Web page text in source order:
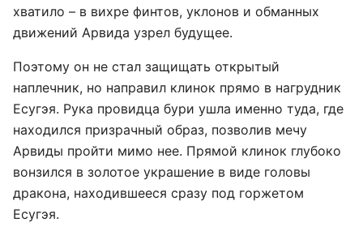
хватило – в вихре финтов, уклонов и обманных
движений Арвида узрел будущее.
Поэтому он не стал защищать открытый
наплечник, но направил клинок прямо в нагрудник
Есугэя. Рука провидца бури ушла именно туда, где
находился призрачный образ, позволив мечу
Арвиды пройти мимо нее. Прямой клинок глубоко
вонзился в золотое украшение в виде головы
дракона, находившееся сразу под горжетом
Есугэя.